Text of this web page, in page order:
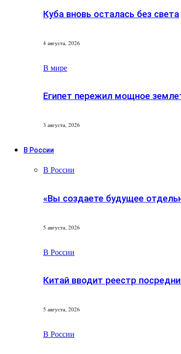
Куба вновь осталась без света
4 августа, 2026
В мире
Египет пережил мощное
3 августа, 2026
В России
В России
«Вы создаете будущее
5 августа, 2026
В России
Китай вводит реестр
5 августа, 2026
В России